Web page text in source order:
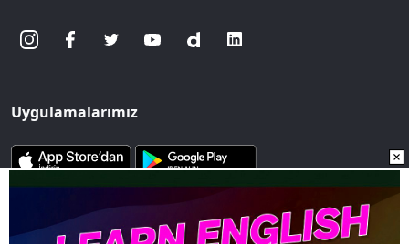
Uygulamalarımız
www.sozcu.com.tr internet sitesinde yayınlanan yazı, haber ve